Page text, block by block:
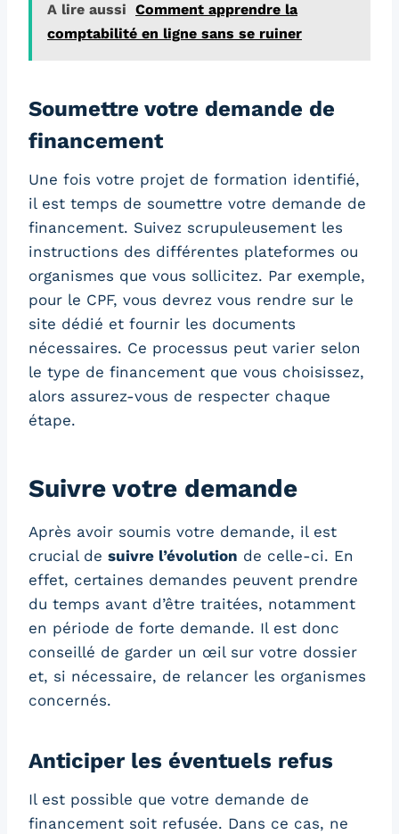
A lire aussi Comment apprendre la
comptabilité en ligne sans se ruiner
Soumettre votre demande de
financement
Une fois votre projet de formation identifié,
il est temps de soumettre votre demande de
financement. Suivez scrupuleusement les
instructions des différentes plateformes ou
organismes que vous sollicitez. Par exemple,
pour le CPF, vous devrez vous rendre sur le
site dédié et fournir les documents
nécessaires. Ce processus peut varier selon
le type de financement que vous choisissez,
alors assurez-vous de respecter chaque
étape.
Suivre votre demande
Après avoir soumis votre demande, il est
crucial de suivre l’évolution de celle-ci. En
effet, certaines demandes peuvent prendre
du temps avant d’être traitées, notamment
en période de forte demande. Il est donc
conseillé de garder un œil sur votre dossier
et, si nécessaire, de relancer les organismes
concernés.
Anticiper les éventuels refus
Il est possible que votre demande de
financement soit refusée. Dans ce cas, ne